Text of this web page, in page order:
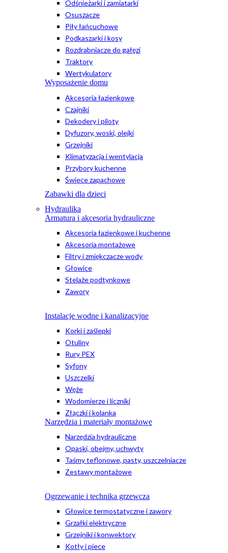
Odśnieżarki i zamiatarki
Osuszacze
Piły łańcuchowe
Podkaszarki i kosy
Rozdrabniacze do gałęzi
Traktory
Wertykulatory
Wyposażenie domu
Akcesoria łazienkowe
Czajniki
Dekodery i piloty
Dyfuzory, woski, olejki
Grzejniki
Klimatyzacja i wentylacja
Przybory kuchenne
Świece zapachowe
Zabawki dla dzieci
Hydraulika
Armatura i akcesoria hydrauliczne
Akcesoria łazienkowe i kuchenne
Akcesoria montażowe
Filtry i zmiękczacze wody
Głowice
Stelaże podtynkowe
Zawory
Instalacje wodne i kanalizacyjne
Korki i zaślepki
Otuliny
Rury PEX
Syfony
Uszczelki
Węże
Wodomierze i liczniki
Złączki i kolanka
Narzędzia i materiały montażowe
Narzędzia hydrauliczne
Opaski, obejmy, uchwyty
Taśmy teflonowe, pasty, uszczelniacze
Zestawy montażowe
Ogrzewanie i technika grzewcza
Głowice termostatyczne i zawory
Grzałki elektryczne
Grzejniki i konwektory
Kotły i piece